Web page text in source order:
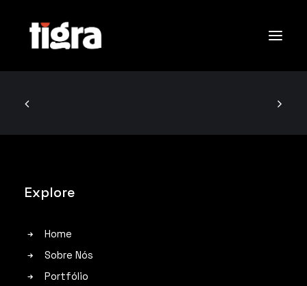
Sobre Nós
Search
Explore
Home
Sobre Nós
Portfólio